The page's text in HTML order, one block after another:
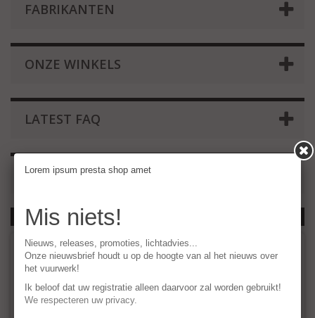
FABRIKANTEN
ONZE WINKELS
LATEST FAQ
SEARCH IN FAQ
1 2 3
Lorem ipsum presta shop amet
Mis niets!
Nieuws, releases, promoties, lichtadvies...
Onze nieuwsbrief houdt u op de hoogte van al het nieuws over
het vuurwerk!
Ik beloof dat uw registratie alleen daarvoor zal worden gebruikt!
We respecteren uw privacy.